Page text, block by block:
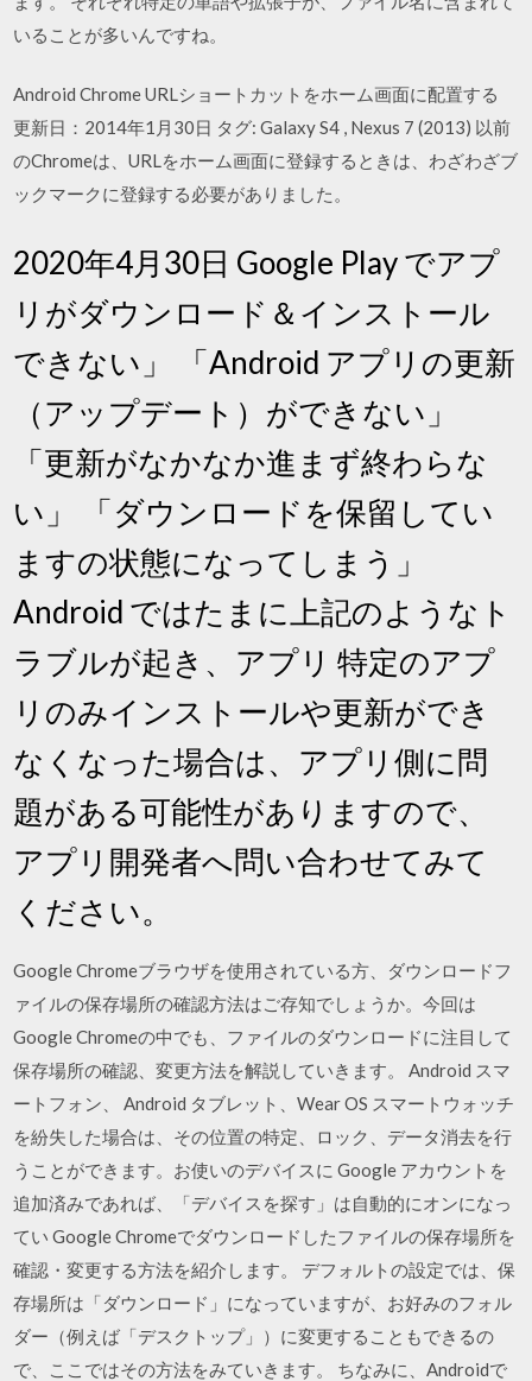
いることが多いんですね。
Android Chrome URLショートカットをホーム画面に配置する
更新日：2014年1月30日 タグ: Galaxy S4 , Nexus 7 (2013) 以前
のChromeは、URLをホーム画面に登録するときは、わざわざブ
ックマークに登録する必要がありました。
2020年4月30日 Google Play でアプ
リがダウンロード＆インストール
できない」 「Android アプリの更新
（アップデート）ができない」
「更新がなかなか進まず終わらな
い」 「ダウンロードを保留してい
ますの状態になってしまう」
Android ではたまに上記のようなト
ラブルが起き、アプリ 特定のアプ
リのみインストールや更新ができ
なくなった場合は、アプリ側に問
題がある可能性がありますので、
アプリ開発者へ問い合わせてみて
ください。
Google Chromeブラウザを使用されている方、ダウンロードフ
ァイルの保存場所の確認方法はご存知でしょうか。今回は
Google Chromeの中でも、ファイルのダウンロードに注目して
保存場所の確認、変更方法を解説していきます。 Android スマ
ートフォン、 Android タブレット、Wear OS スマートウォッチ
を紛失した場合は、その位置の特定、ロック、データ消去を行
うことができます。お使いのデバイスに Google アカウントを
追加済みであれば、「デバイスを探す」は自動的にオンになっ
てい Google Chromeでダウンロードしたファイルの保存場所を
確認・変更する方法を紹介します。 デフォルトの設定では、保
存場所は「ダウンロード」になっていますが、お好みのフォル
ダー（例えば「デスクトップ」）に変更することもできるの
で、ここではその方法をみていきます。 ちなみに、Androidで